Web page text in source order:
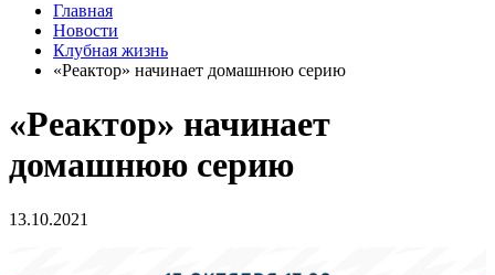
Главная
Новости
Клубная жизнь
«Реактор» начинает домашнюю серию
«Реактор» начинает
домашнюю серию
13.10.2021